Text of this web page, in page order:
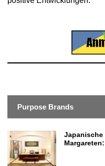
Purpose Brands